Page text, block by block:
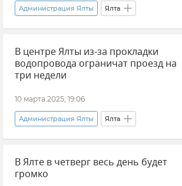
Администрация Ялты Ялта
Городская среда Новости Крыма
Крым
В центре Ялты из-за прокладки
водопровода ограничат проезд на
три недели
10 марта 2025, 19:06
Администрация Ялты Ялта
Новости Крыма Крым Водопровод
Вода в Крыму Ограничение движения
В Ялте в четверг весь день будет
громко